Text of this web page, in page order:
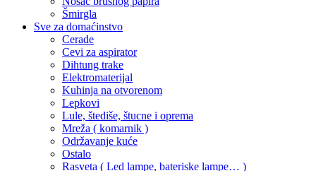
Šmirgla
Sve za domaćinstvo
Cerade
Cevi za aspirator
Dihtung trake
Elektromaterijal
Kuhinja na otvorenom
Lepkovi
Lule, štediše, štucne i oprema
Mreža ( komarnik )
Održavanje kuće
Ostalo
Rasveta ( Led lampe, bateriske lampe… )